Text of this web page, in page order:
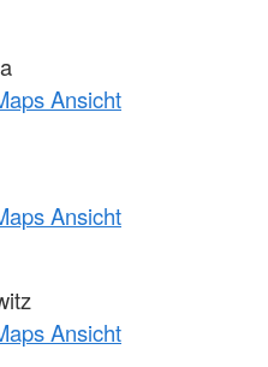
Ansicht
Ansicht
Ansicht